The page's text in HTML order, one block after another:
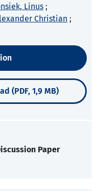
Linus ;
Christian ;
(PDF, 1,9 MB)
Paper